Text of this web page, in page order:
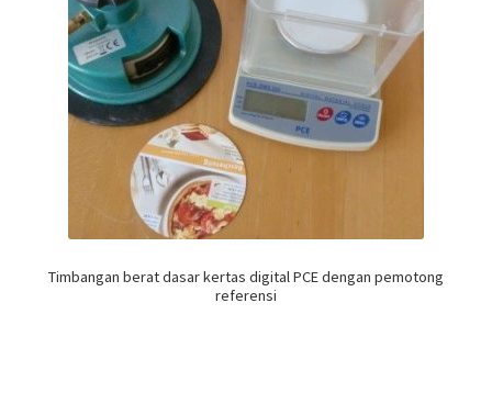
Timbangan berat dasar kertas digital PCE dengan pemotong
referensi